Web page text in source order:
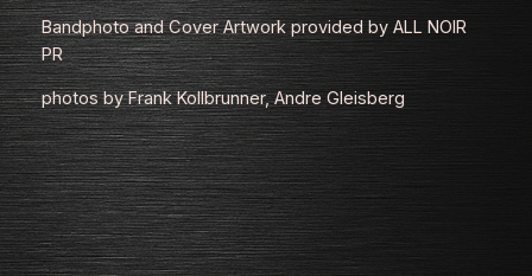
Bandphoto and Cover Artwork provided by ALL NOIR
PR
photos by Frank Kollbrunner, Andre Gleisberg